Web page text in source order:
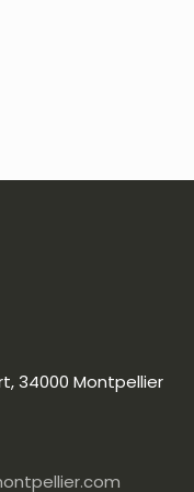
34000 Montpellier